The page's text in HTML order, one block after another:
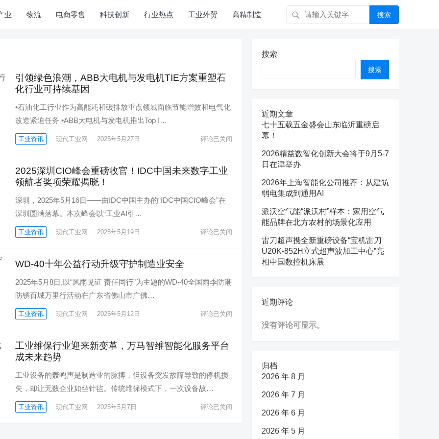
业 物流 电商零售 科技创新 行业热点 工业外贸 高精制造 搜索
引领绿色浪潮，ABB大电机与发电机TIE方案重塑石
化行业可持续基因
•石油化工行业作为高能耗和碳排放重点领域面临节能增效和电气化
改造紧迫任务 •ABB大电机与发电机推出Top I…
工业资讯 现代工业网 2025年5月27日 评论已关闭
2025深圳CIO峰会重磅收官！IDC中国未来数字工业
领航者奖项荣耀揭晓！
深圳，2025年5月16日——由IDC中国主办的“IDC中国CIO峰会”在
深圳圆满落幕。本次峰会以“工业AI引…
工业资讯 现代工业网 2025年5月19日 评论已关闭
WD-40十年公益行动升级守护制造业安全
2025年5月8日,以“风雨见证 责任同行”为主题的WD-40全国雨季防潮
防锈百城万里行活动在广东省佛山市广佛…
工业资讯 现代工业网 2025年5月12日 评论已关闭
工业维保行业迎来新变革，万马智维智能化服务平台
成未来趋势
工业设备的轰鸣声是制造业的脉搏，但设备突发故障导致的停机损
失，却让无数企业如坐针毡。传统维保模式下，一次设备故…
工业资讯 现代工业网 2025年5月7日 评论已关闭
搜索
搜索
近期文章
七十五载五金盛会山东临沂重磅启
幕！
2026精益数智化创新大会将于9月5-7
日在津举办
2026年上海智能化公司推荐：从建筑
弱电集成到通用AI
派沃空气能“派沃村”样本：家用空气
能品牌在北方农村的场景化应用
雷刀超声携全新重磅设备“宝机雷刀
U20K-852H立式超声波加工中心”亮
相中国数控机床展
近期评论
没有评论可显示。
归档
2026 年 8 月
2026 年 7 月
2026 年 6 月
2026 年 5 月